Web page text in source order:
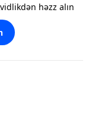
həzz alın